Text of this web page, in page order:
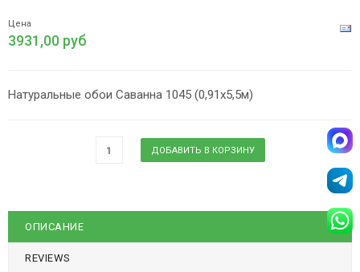
Цена
3931,00 руб
Натуральные обои Саванна 1045 (0,91х5,5м)
ОПИСАНИЕ
REVIEWS